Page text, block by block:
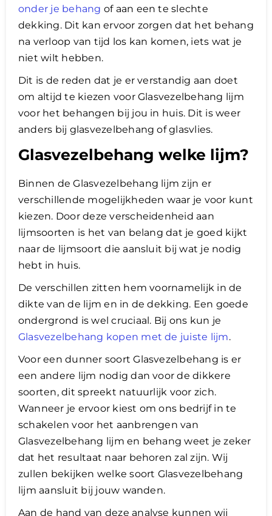
onder je behang of aan een te slechte
dekking. Dit kan ervoor zorgen dat het behang
na verloop van tijd los kan komen, iets wat je
niet wilt hebben.
Dit is de reden dat je er verstandig aan doet
om altijd te kiezen voor Glasvezelbehang lijm
voor het behangen bij jou in huis. Dit is weer
anders bij glasvezelbehang of glasvlies.
Glasvezelbehang welke lijm?
Binnen de Glasvezelbehang lijm zijn er
verschillende mogelijkheden waar je voor kunt
kiezen. Door deze verscheidenheid aan
lijmsoorten is het van belang dat je goed kijkt
naar de lijmsoort die aansluit bij wat je nodig
hebt in huis.
De verschillen zitten hem voornamelijk in de
dikte van de lijm en in de dekking. Een goede
ondergrond is wel cruciaal. Bij ons kun je
Glasvezelbehang kopen met de juiste lijm.
Voor een dunner soort Glasvezelbehang is er
een andere lijm nodig dan voor de dikkere
soorten, dit spreekt natuurlijk voor zich.
Wanneer je ervoor kiest om ons bedrijf in te
schakelen voor het aanbrengen van
Glasvezelbehang lijm en behang weet je zeker
dat het resultaat naar behoren zal zijn. Wij
zullen bekijken welke soort Glasvezelbehang
lijm aansluit bij jouw wanden.
​Aan de hand van deze analyse kunnen wij